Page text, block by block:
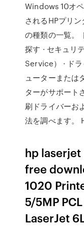
Windows 10オ
されるHPプリ
の種類の一覧。
探す · セキュリ
Service） · ド
ューターまたは
ターがサポート
刷ドライバーお
法を調べます。
hp
free
1020
5/5MP
LaserJet